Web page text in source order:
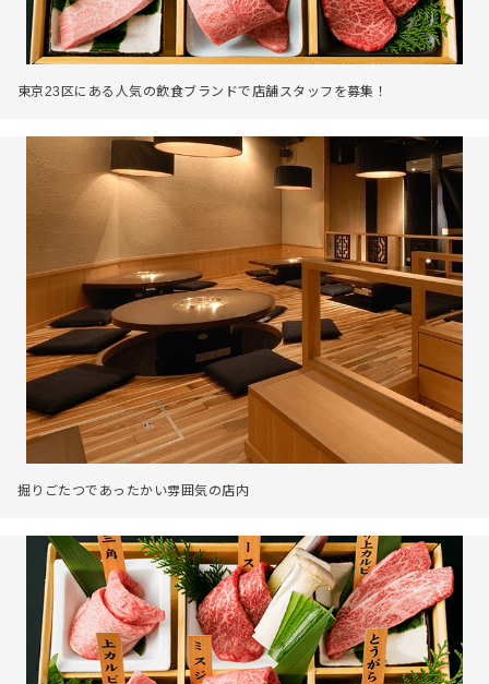
東京23区にある人気の飲食ブランドで店舗スタッフを募集！
掘りごたつであったかい雰囲気の店内